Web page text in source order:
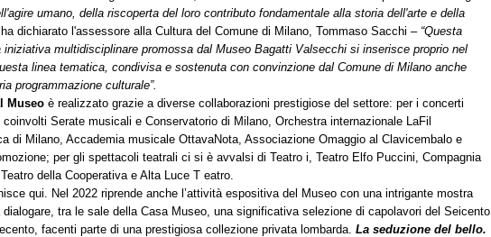
umano, della riscoperta del loro contributo fondamentale alla storia dell'arte e della
dichiarato l'assessore alla Cultura del Comune di Milano, Tommaso Sacchi – “Questa
iniziativa multidisciplinare promossa dal Museo Bagatti Valsecchi si inserisce proprio nel
linea tematica, condivisa e sostenuta con convinzione dal Comune di Milano anche
programmazione culturale”.
Museo è realizzato grazie a diverse collaborazioni prestigiose del settore: per i concerti
Serate musicali e Conservatorio di Milano, Orchestra internazionale LaFil
di Milano, Accademia musicale OttavaNota, Associazione Omaggio al Clavicembalo e
per gli spettacoli teatrali ci si è avvalsi di Teatro i, Teatro Elfo Puccini, Compagnia
della Cooperativa e Alta Luce T eatro.
qui. Nel 2022 riprende anche l’attività espositiva del Museo con una intrigante mostra
dialogare, tra le sale della Casa Museo, una significativa selezione di capolavori del Seicento
facenti parte di una prestigiosa collezione privata lombarda. La seduzione del bello.